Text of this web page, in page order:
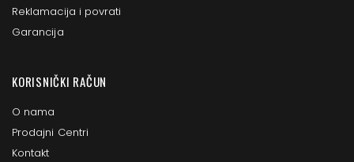
Reklamacija i povrati
Garancija
KORISNIČKI RAČUN
O nama
Prodajni Centri
Kontakt